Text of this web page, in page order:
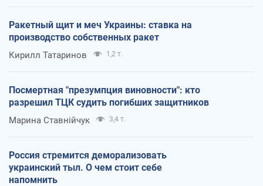
Ракетный щит и меч Украины: ставка на
производство собственных ракет
Кирилл Татаринов 1,2 т.
Посмертная "презумпция виновности": кто
разрешил ТЦК судить погибших защитников
Марина Ставнійчук 3,4 т.
Россия стремится деморализовать
украинский тыл. О чем стоит себе
напомнить